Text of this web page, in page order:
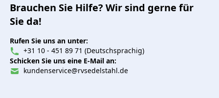
Brauchen Sie Hilfe? Wir sind gerne für
Sie da!
Rufen Sie uns an unter:
+31 10 - 451 89 71 (Deutschsprachig)
Schicken Sie uns eine E-Mail an:
kundenservice@rvsedelstahl.de